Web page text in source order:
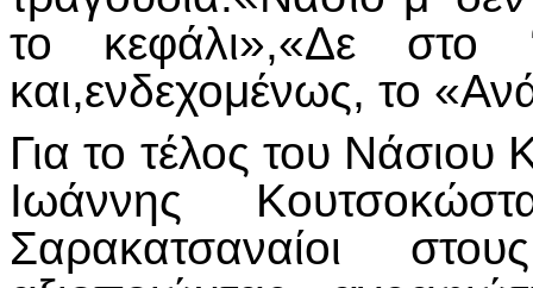
το κεφάλι»,«Δε
και,ενδεχομένως, το
Για το τέλος του
Ιωάννης
Σαρακατσαναίοι